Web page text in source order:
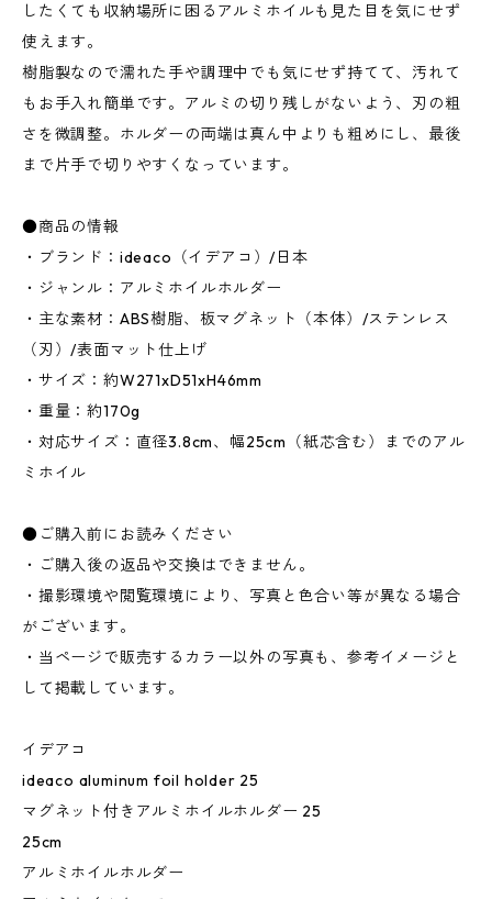
したくても収納場所に困るアルミホイルも見た目を気にせず
使えます。
樹脂製なので濡れた手や調理中でも気にせず持てて、汚れて
もお手入れ簡単です。アルミの切り残しがないよう、刃の粗
さを微調整。ホルダーの両端は真ん中よりも粗めにし、最後
まで片手で切りやすくなっています。
●商品の情報
・ブランド：ideaco（イデアコ）/日本
・ジャンル：アルミホイルホルダー
・主な素材：ABS樹脂、板マグネット（本体）/ステンレス
（刃）/表面マット仕上げ
・サイズ：約W271xD51xH46mm
・重量：約170g
・対応サイズ：直径3.8cm、幅25cm（紙芯含む）までのアル
ミホイル
●ご購入前にお読みください
・ご購入後の返品や交換はできません。
・撮影環境や閲覧環境により、写真と色合い等が異なる場合
がございます。
・当ページで販売するカラー以外の写真も、参考イメージと
して掲載しています。
イデアコ
ideaco aluminum foil holder 25
マグネット付きアルミホイルホルダー 25
25cm
アルミホイルホルダー